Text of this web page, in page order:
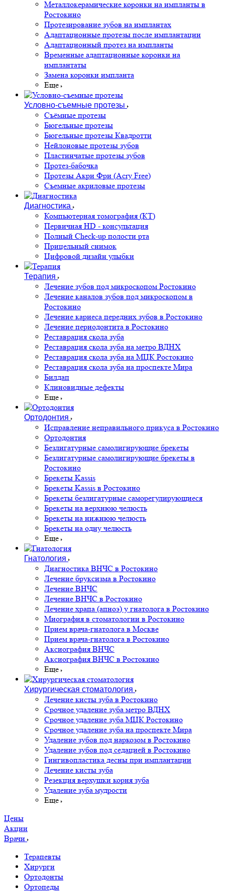
Металлокерамические коронки на импланты в
Ростокино
Протезирование зубов на имплантах
Адаптационные протезы после имплантации
Адаптационный протез на импланты
Временные адаптационные коронки на
имплантаты
Замена коронки импланта
Еще
Условно-съемные протезы
Съёмные протезы
Бюгельные протезы
Бюгельные протезы Квадротти
Нейлоновые протезы зубов
Пластинчатые протезы зубов
Протез-бабочка
Протезы Акри Фри (Acry Free)
Съемные акриловые протезы
Диагностика
Компьютерная томография (КТ)
Первичная HD - консультация
Полный Check-up полости рта
Прицельный снимок
Цифровой дизайн улыбки
Терапия
Лечение зубов под микроскопом Ростокино
Лечение каналов зубов под микроскопом в
Ростокино
Лечение кариеса передних зубов в Ростокино
Лечение периодонтита в Ростокино
Реставрация скола зуба
Реставрация скола зуба на метро ВДНХ
Реставрация скола зуба на МЦК Ростокино
Реставрация скола зуба на проспекте Мира
Билдап
Клиновидные дефекты
Еще
Ортодонтия
Исправление неправильного прикуса в Ростокино
Ортодонтия
Безлигатурные самолигирующие брекеты
Безлигатурные самолигирующие брекеты в
Ростокино
Брекеты Kassis
Брекеты Kassis в Ростокино
Брекеты безлигатурные саморегулирующиеся
Брекеты на верхнюю челюсть
Брекеты на нижнюю челюсть
Брекеты на одну челюсть
Еще
Гнатология
Диагностика ВНЧС в Ростокино
Лечение бруксизма в Ростокино
Лечение ВНЧС
Лечение ВНЧС в Ростокино
Лечение храпа (апноэ) у гнатолога в Ростокино
Миография в стоматологии в Ростокино
Прием врача-гнатолога в Москве
Прием врача-гнатолога в Ростокино
Аксиография ВНЧС
Аксиография ВНЧС в Ростокино
Еще
Хирургическая стоматология
Лечение кисты зуба в Ростокино
Срочное удаление зуба метро ВДНХ
Срочное удаление зуба МЦК Ростокино
Срочное удаление зуба на проспекте Мира
Удаление зубов под наркозом в Ростокино
Удаление зубов под седацией в Ростокино
Гингивопластика десны при имплантации
Лечение кисты зуба
Резекция верхушки корня зуба
Удаление зуба мудрости
Еще
Цены
Акции
Врачи
Терапевты
Хирурги
Ортодонты
Ортопеды